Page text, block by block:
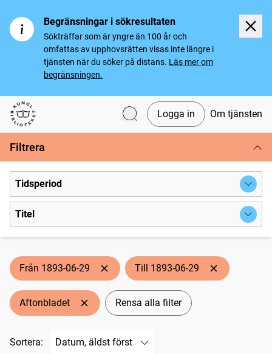
Begränsningar i sökresultaten
Sökträffar som är yngre än 100 år och
omfattas av upphovsrätten visas inte längre i
tjänsten när du söker på distans. Läs mer om
begränsningen.
Svenska tidningar
Logga in Om tjänsten
Filtrera
Tidsperiod
Titel
Från 1893-06-29 Till 1893-06-29
Aftonbladet Rensa alla filter
Sortera: